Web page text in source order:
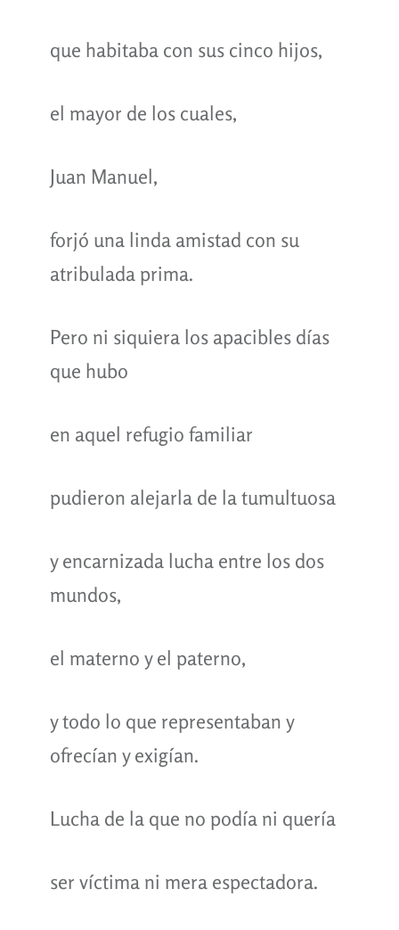
que habitaba con sus cinco hijos,
el mayor de los cuales,
Juan Manuel,
forjó una linda amistad con su
atribulada prima.
Pero ni siquiera los apacibles días
que hubo
en aquel refugio familiar
pudieron alejarla de la tumultuosa
y encarnizada lucha entre los dos
mundos,
el materno y el paterno,
y todo lo que representaban y
ofrecían y exigían.
Lucha de la que no podía ni quería
ser víctima ni mera espectadora.